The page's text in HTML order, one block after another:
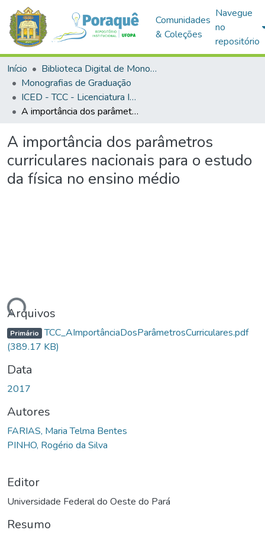
Comunidades
& Coleções
Navegue
no
repositório
Início
Biblioteca Digital de Monografias (BDM)
Monografias de Graduação
ICED - TCC - Licenciatura Integrada em Matemática e Física
A importância dos parâmetros curriculares nacionais para o estudo da física no ensino médio
A importância dos parâmetros
curriculares nacionais para o estudo
da física no ensino médio
Arquivos
Primário TCC_AImportânciaDosParâmetrosCurriculares.pdf
(389.17 KB)
Data
2017
Autores
FARIAS, Maria Telma Bentes
PINHO, Rogério da Silva
Editor
Universidade Federal do Oeste do Pará
Resumo